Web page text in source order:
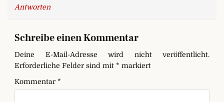
Antworten
Schreibe einen Kommentar
Deine E-Mail-Adresse wird nicht veröffentlicht.
Erforderliche Felder sind mit * markiert
Kommentar *